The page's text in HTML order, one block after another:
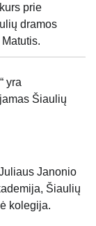
prie
dramos
yra
Šiaulių
Janonio
Šiaulių
kolegija.